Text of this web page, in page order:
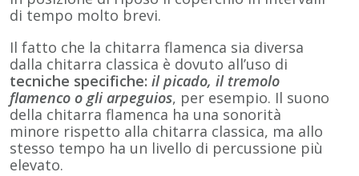
di tempo molto brevi.
Il fatto che la chitarra flamenca sia diversa
dalla chitarra classica è dovuto all’uso di
tecniche specifiche: il picado, il tremolo
flamenco o gli arpeguios, per esempio. Il suono
della chitarra flamenca ha una sonorità
minore rispetto alla chitarra classica, ma allo
stesso tempo ha un livello di percussione più
elevato.